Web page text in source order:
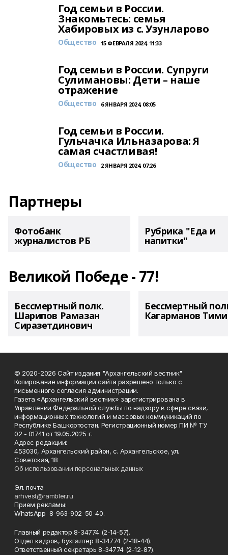
Год семьи в России.
Знакомьтесь: семья
Хабировых из с. Узунларово
Общество 15 ФЕВРАЛЯ 2024, 11:33
Год семьи в России. Супруги
Сулимановы: Дети – наше
отражение
Общество 6 ЯНВАРЯ 2024, 08:05
Год семьи в России.
Гульчачка Ильназарова: Я
самая счастливая!
Общество 2 ЯНВАРЯ 2024, 07:26
Партнеры
Фотобанк
журналистов РБ
Рубрика "Еда и
напитки"
Великой Победе - 77!
Бессмертный полк.
Шарипов Рамазан
Сиразетдинович
Бессмертный
Кагарманов
© 2020-2026 Сайт издания "Архангельский вестник"
Копирование информации сайта разрешено только с
письменного согласия администрации.
Газета «Архангельский вестник» зарегистрирована в
Управлении Федеральной службы по надзору в сфере связи,
информационных технологий и массовых коммуникаций по
Республике Башкортостан. Регистрационный номер ПИ № ТУ
02 - 01741 от 19.05.2025 г.
Адрес редакции:
453030, Архангельский район, с. Архангельское, ул.
Советская, 18
Об использовании персональных данных
Эл. почта
arhvest@rambler.ru
Прием рекламы:
WhatsApp 8-963-902-50-40.
Главный редактор 8-34774 (2-14-57).
Отдел кадров, бухгалтер 8-34774 (2-18-44).
Ответственный секретарь 8-34774 (2-12-87).